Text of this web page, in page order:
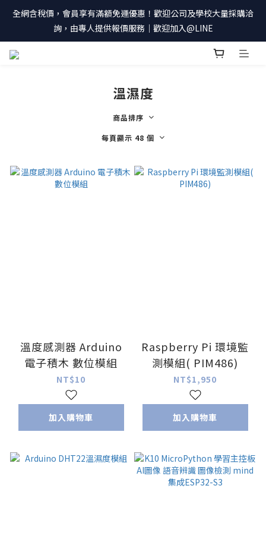
全網含稅價，會員享有滿額免運優惠！歡迎公司及學校大量採購洽
詢，由專人提供報價服務｜歡迎加入@LINE
溫濕度
商品排序
每頁顯示 48 個
溫度感測器 Arduino
電子積木 數位模組
NT$10
加入購物車
Raspberry Pi 環境監
測模組( PIM486)
NT$1,950
加入購物車